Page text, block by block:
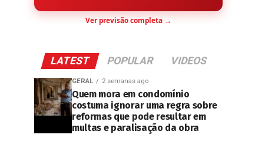
Ver previsão completa →
LATEST POPULAR VIDEOS
GERAL 2 semanas ago
Quem mora em condomínio
costuma ignorar uma regra sobre
reformas que pode resultar em
multas e paralisação da obra